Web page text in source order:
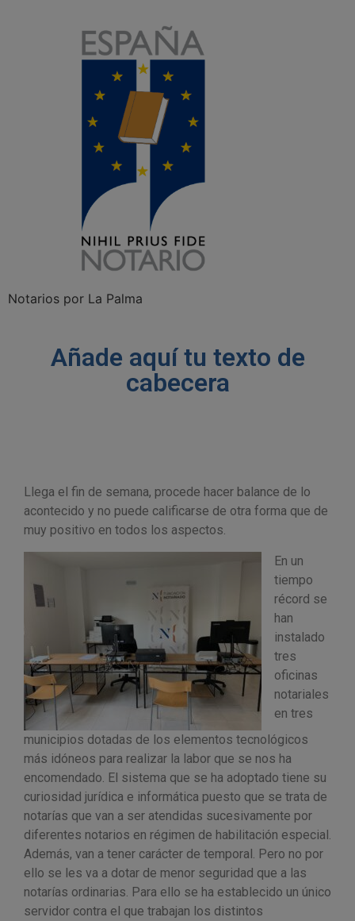
Notarios por La Palma
Añade aquí tu texto de
cabecera
Llega el fin de semana, procede hacer balance de lo
acontecido y no puede calificarse de otra forma que de
muy positivo en todos los aspectos.
En un
tiempo
récord se
han
instalado
tres
oficinas
notariales
en tres
municipios dotadas de los elementos tecnológicos
más idóneos para realizar la labor que se nos ha
encomendado. El sistema que se ha adoptado tiene su
curiosidad jurídica e informática puesto que se trata de
notarías que van a ser atendidas sucesivamente por
diferentes notarios en régimen de habilitación especial.
Además, van a tener carácter de temporal. Pero no por
ello se les va a dotar de menor seguridad que a las
notarías ordinarias. Para ello se ha establecido un único
servidor contra el que trabajan los distintos